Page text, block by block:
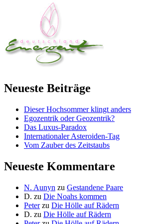
Neueste Beiträge
Dieser Hochsommer klingt anders
Egozentrik oder Geozentrik?
Das Luxus-Paradox
Internationaler Asteroiden-Tag
Vom Zauber des Zeitstaubs
Neueste Kommentare
N. Aunyn zu Gestandene Paare
D. zu Die Noahs kommen
Peterzu Die Hölle auf Rädern
D. zu Die Hölle auf Rädern